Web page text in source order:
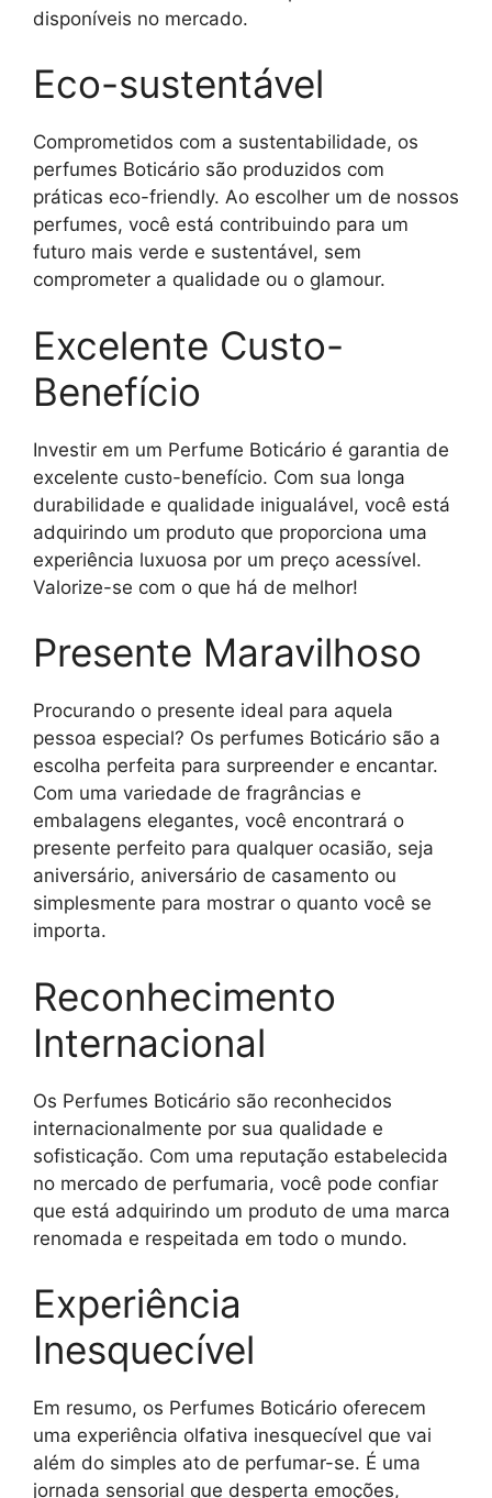
disponíveis no mercado.
Eco-sustentável
Comprometidos com a sustentabilidade, os
perfumes Boticário são produzidos com
práticas eco-friendly. Ao escolher um de nossos
perfumes, você está contribuindo para um
futuro mais verde e sustentável, sem
comprometer a qualidade ou o glamour.
Excelente Custo-
Benefício
Investir em um Perfume Boticário é garantia de
excelente custo-benefício. Com sua longa
durabilidade e qualidade inigualável, você está
adquirindo um produto que proporciona uma
experiência luxuosa por um preço acessível.
Valorize-se com o que há de melhor!
Presente Maravilhoso
Procurando o presente ideal para aquela
pessoa especial? Os perfumes Boticário são a
escolha perfeita para surpreender e encantar.
Com uma variedade de fragrâncias e
embalagens elegantes, você encontrará o
presente perfeito para qualquer ocasião, seja
aniversário, aniversário de casamento ou
simplesmente para mostrar o quanto você se
importa.
Reconhecimento
Internacional
Os Perfumes Boticário são reconhecidos
internacionalmente por sua qualidade e
sofisticação. Com uma reputação estabelecida
no mercado de perfumaria, você pode confiar
que está adquirindo um produto de uma marca
renomada e respeitada em todo o mundo.
Experiência
Inesquecível
Em resumo, os Perfumes Boticário oferecem
uma experiência olfativa inesquecível que vai
além do simples ato de perfumar-se. É uma
jornada sensorial que desperta emoções,